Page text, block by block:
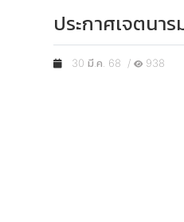
ประกาศเจตนา
30 มี.ค. 68 / 938